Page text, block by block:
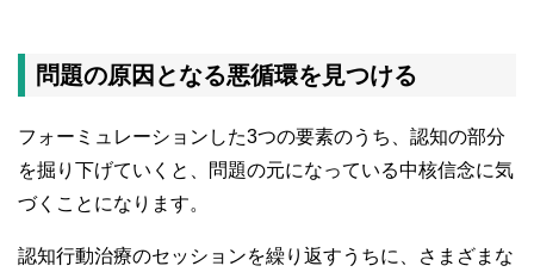
問題の原因となる悪循環を見つける
フォーミュレーションした3つの要素のうち、認知の部分
を掘り下げていくと、問題の元になっている中核信念に気
づくことになります。
認知行動治療のセッションを繰り返すうちに、さまざまな